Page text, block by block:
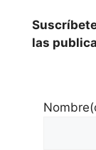
las
Nombre